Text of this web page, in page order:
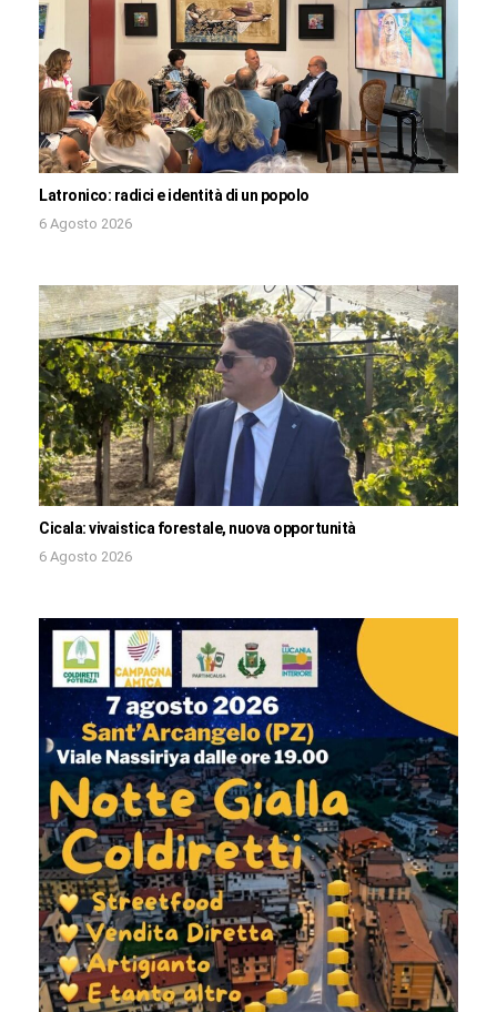
Latronico: radici e identità di un popolo
6 Agosto 2026
Cicala: vivaistica forestale, nuova opportunità
6 Agosto 2026